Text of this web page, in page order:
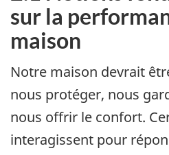
sur la
maison
Notre maison devrait
nous protéger, nous
nous offrir le confort.
interagissent pour